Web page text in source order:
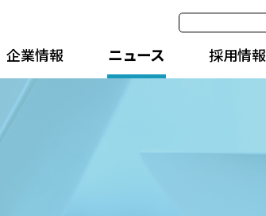
企業情報 ニュース 採用情報